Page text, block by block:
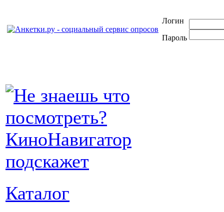
Логин
Пароль
Каталог